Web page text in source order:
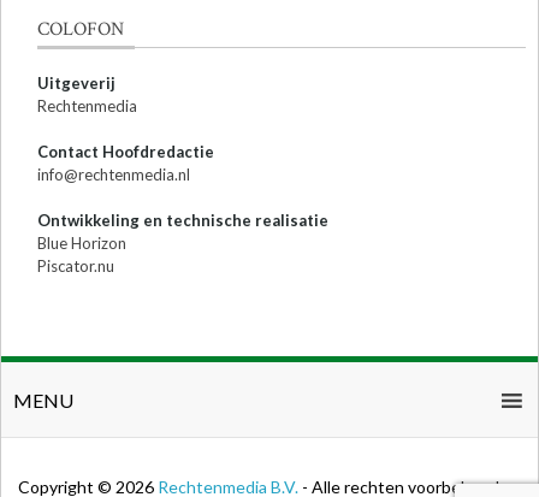
COLOFON
Uitgeverij
Rechtenmedia
Contact Hoofdredactie
info@rechtenmedia.nl
Ontwikkeling en technische realisatie
Blue Horizon
Piscator.nu
MENU
Copyright © 2026 Rechtenmedia B.V. - Alle rechten voorbehouden.